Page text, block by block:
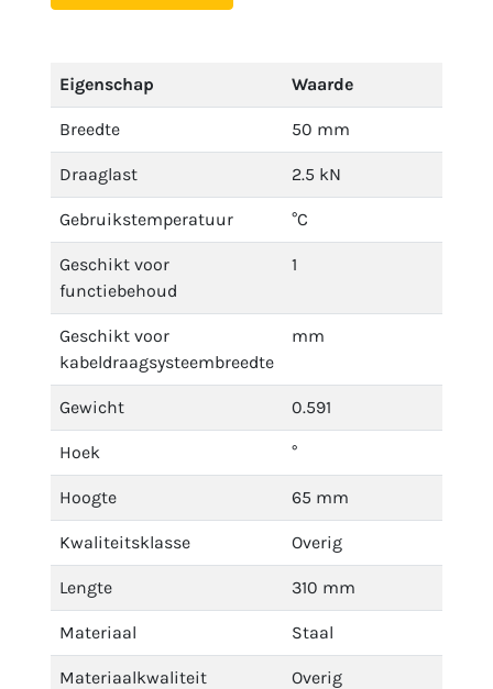
Eigenschap Waarde
Breedte 50 mm
Draaglast 2.5 kN
Gebruikstemperatuur °C
Geschikt voor
functiebehoud
1
Geschikt voor
kabeldraagsysteembreedte
mm
Gewicht 0.591
Hoek °
Hoogte 65 mm
Kwaliteitsklasse Overig
Lengte 310 mm
Materiaal Staal
Materiaalkwaliteit Overig